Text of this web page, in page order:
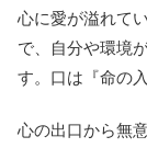
心に愛が溢れて
で、自分や環境
す。口は『命の
心の出口から無